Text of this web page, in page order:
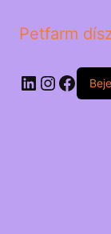
Petfarm
LinkedIn